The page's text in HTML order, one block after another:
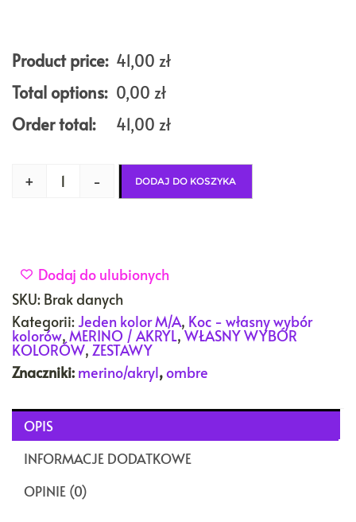
Product price: 41,00 zł
Total options: 0,00 zł
Order total:
41,00 zł
+ - DODAJ DO KOSZYKA
Dodaj do ulubionych
SKU: Brak danych
Kategorii:Jeden kolor M/A, Koc - własny wybór
kolorów, MERINO / AKRYL,WŁASNY WYBÓR
KOLORÓW, ZESTAWY
Znaczniki: merino/akryl,ombre
OPIS
INFORMACJE DODATKOWE
OPINIE (0)